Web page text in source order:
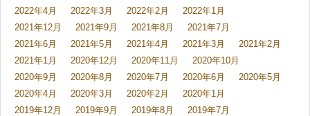
2022年4月
2022年3月 2022年2月
2022年1月
2021年12月
2021年9月 2021年8月
2021年7月
2021年6月
2021年5月 2021年4月 2021年3月
2021年2月
2021年1月
2020年12月 2020年11月
2020年10月
2020年9月
2020年8月 2020年7月 2020年6月
2020年5月
2020年4月
2020年3月 2020年2月
2020年1月
2019年12月
2019年9月 2019年8月
2019年7月